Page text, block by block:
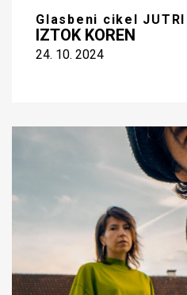
Glasbeni cikel JUTRI
IZTOK KOREN
24. 10. 2024